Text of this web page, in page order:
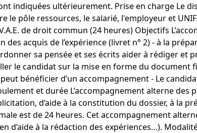
indiquées ultérieurement. Prise en charge Le
pôle ressources, le salarié, l'employeur et
de droit commun (24 heures) Objectifs
acquis de l’expérience (livret n° 2) - à la
sa pensée et ses écrits aider à rédiger et
le candidat sur la mise en forme du document
bénéficier d’un accompagnement - Le
et durée L’accompagnement alterne des
d’aide à la constitution du dossier, à la
est de 24 heures. Cet accompagnement
d’aide à la rédaction des expériences…).